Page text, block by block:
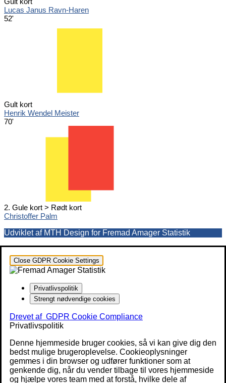
Lucas Janus Ravn-Haren
52'
Gult kort
Henrik Wendel Meister
70'
2. Gule kort > Rødt kort
Christoffer Palm
Udviklet af MTH Design for Fremad Amager Statistik
Close GDPR Cookie Settings
Privatlivspolitik
Strengt nødvendige cookies
Drevet af GDPR Cookie Compliance
Privatlivspolitik
Denne hjemmeside bruger cookies, så vi kan give dig den
bedst mulige brugeroplevelse. Cookieoplysninger
gemmes i din browser og udfører funktioner som at
genkende dig, når du vender tilbage til vores hjemmeside
og hjælpe vores team med at forstå, hvilke dele af